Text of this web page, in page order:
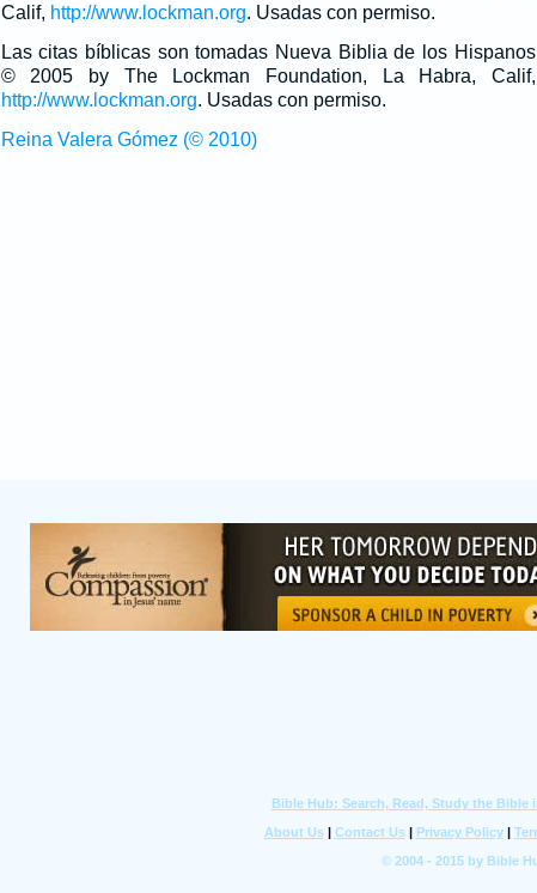
Calif, http://www.lockman.org. Usadas con permiso.
Las citas bíblicas son tomadas Nueva Biblia de los Hispanos
© 2005 by The Lockman Foundation, La Habra, Calif,
http://www.lockman.org. Usadas con permiso.
Reina Valera Gómez (© 2010)